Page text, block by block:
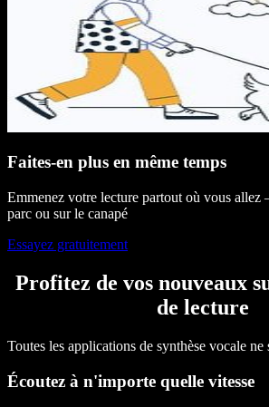
Faites-en plus en même temps
Emmenez votre lecture partout où vous allez
parc ou sur le canapé
Essayez gratuitement
Profitez de vos nouveaux
de lecture
Toutes les applications de synthèse vocale ne
Écoutez à n'importe quelle vitesse